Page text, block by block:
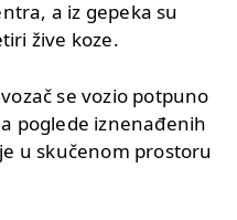
a iz gepeka su
žive koze.
se vozio potpuno
poglede iznenađenih
u skučenom prostoru